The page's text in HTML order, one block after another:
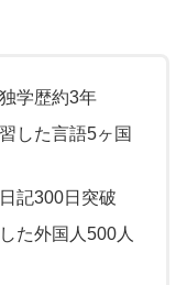
学歴約3年
した言語5ヶ国
記300日突破
た外国人500人